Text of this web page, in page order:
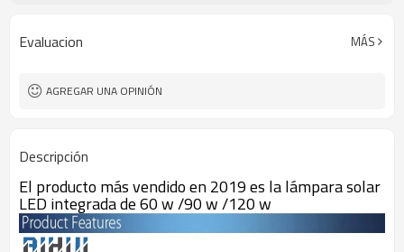
completar Silver
Evaluacion MÁS
AGREGAR UNA OPINIÓN
Descripción
El producto más vendido en 2019 es la lámpara solar
LED integrada de 60 w /90 w /120 w